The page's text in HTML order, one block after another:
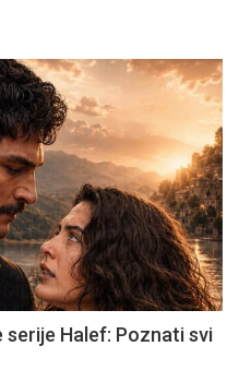
serije Halef: Poznati svi